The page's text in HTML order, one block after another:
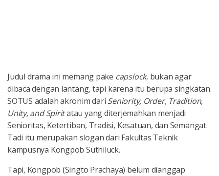
Judul drama ini memang pake capslock, bukan agar
dibaca dengan lantang, tapi karena itu berupa singkatan.
SOTUS adalah akronim dari Seniority, Order, Tradition,
Unity, and Spiritatau yang diterjemahkan menjadi
Senioritas, Ketertiban, Tradisi, Kesatuan, dan Semangat.
Tadi itu merupakan slogan dari Fakultas Teknik
kampusnya Kongpob Suthiluck.
Tapi, Kongpob (Singto Prachaya) belum dianggap